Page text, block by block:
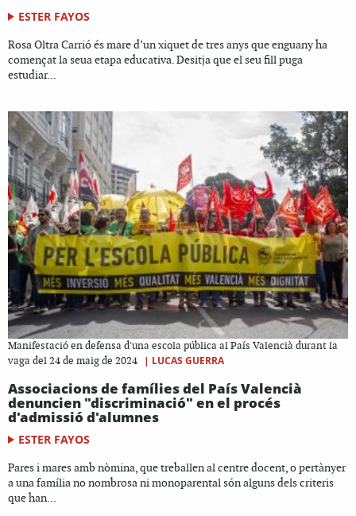
ESTER FAYOS
Rosa Oltra Carrió és mare d’un xiquet de tres anys que enguany ha
començat la seua etapa educativa. Desitja que el seu fill puga
estudiar...
Manifestació en defensa d'una escola pública al País Valencià durant la
vaga del 24 de maig de 2024
| LUCAS GUERRA
Associacions de famílies del País Valencià
denuncien "discriminació" en el procés
d'admissió d'alumnes
ESTER FAYOS
Pares i mares amb nòmina, que treballen al centre docent, o pertànyer
a una família no nombrosa ni monoparental són alguns dels criteris
que han...